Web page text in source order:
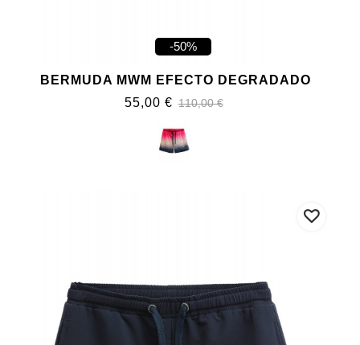
-50%
BERMUDA MWM EFECTO DEGRADADO
55,00 € 110,00 €